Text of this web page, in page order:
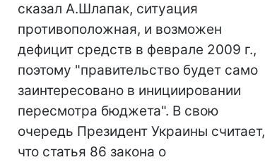
сказал А.Шлапак, ситуация
противоположная, и возможен
дефицит средств в феврале 2009 г.,
поэтому "правительство будет само
заинтересовано в инициировании
пересмотра бюджета". В свою
очередь Президент Украины считает,
что статья 86 закона о